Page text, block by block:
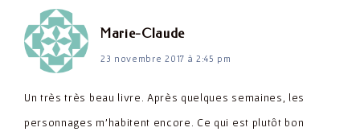
Marie-Claudedit :
23 novembre 2017 à 2:45 pm
Un très très beau livre. Après quelques semaines, les
personnages m'habitent encore. Ce qui est plutôt bon